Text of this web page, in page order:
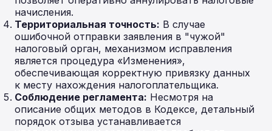
начисления.
Территориальная точность: В случае
ошибочной отправки заявления в "чужой"
налоговый орган, механизмом исправления
является процедура «Изменения»,
обеспечивающая корректную привязку данных
к месту нахождения налогоплательщика.
Соблюдение регламента: Несмотря на
описание общих методов в Кодексе, детальный
порядок отзыва устанавливается